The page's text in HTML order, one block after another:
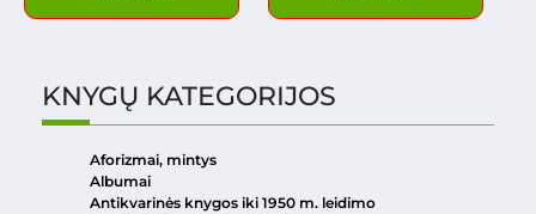
KNYGŲ KATEGORIJOS
Aforizmai, mintys
Albumai
Antikvarinės knygos iki 1950 m. leidimo